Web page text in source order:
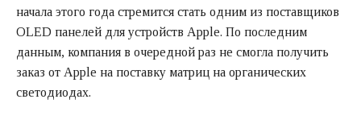
начала этого года стремится стать одним из поставщиков
OLED панелей для устройств Apple. По последним
данным, компания в очередной раз не смогла получить
заказ от Apple на поставку матриц на органических
светодиодах.